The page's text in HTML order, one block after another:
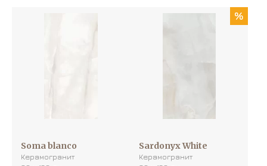
Soma blanco
Керамогранит
%
Sardonyx White
Керамогранит